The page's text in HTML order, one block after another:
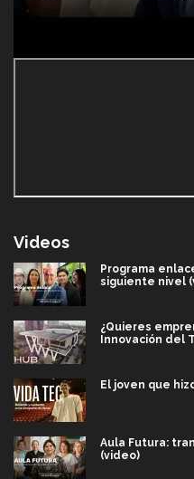
Videos
Programa
siguiente nivel
¿Quieres
Innovación del
El joven que
Aula Futura:
(video)